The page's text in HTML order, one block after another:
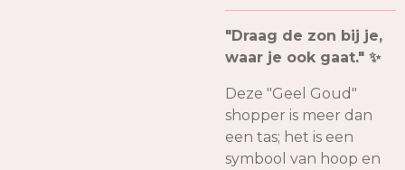
"Draag de zon bij je,
waar je ook gaat." ✨
Deze "Geel Goud"
shopper is meer dan
een tas; het is een
symbool van hoop en